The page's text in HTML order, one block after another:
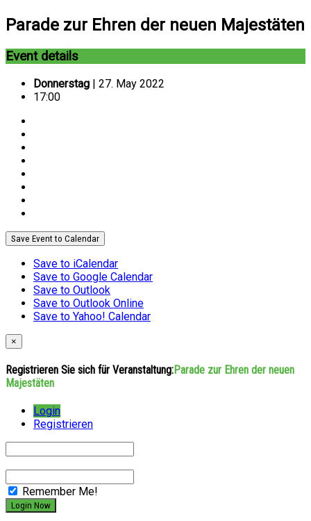
Parade zur Ehren der neuen Majestäten
Event details
Donnerstag | 27. May 2022
17:00
Save Event to Calendar
Save to iCalendar
Save to Google Calendar
Save to Outlook
Save to Outlook Online
Save to Yahoo! Calendar
×
Registrieren Sie sich für Veranstaltung:Parade zur Ehren der neuen
Majestäten
Login
Registrieren
Remember Me!